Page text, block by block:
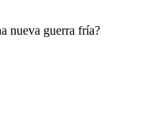
nueva guerra fría?